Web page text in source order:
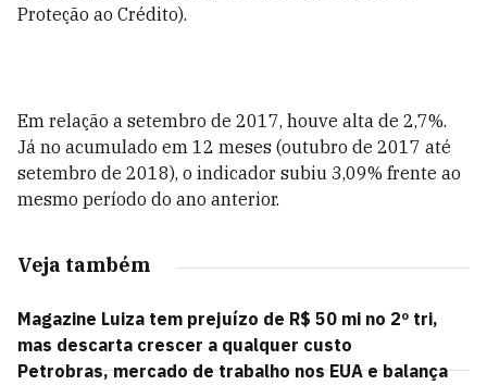
Proteção ao Crédito).
Em relação a setembro de 2017, houve alta de 2,7%.
Já no acumulado em 12 meses (outubro de 2017 até
setembro de 2018), o indicador subiu 3,09% frente ao
mesmo período do ano anterior.
Veja também
Magazine Luiza tem prejuízo de R$ 50 mi no 2º tri,
mas descarta crescer a qualquer custo
Petrobras, mercado de trabalho nos EUA e balança